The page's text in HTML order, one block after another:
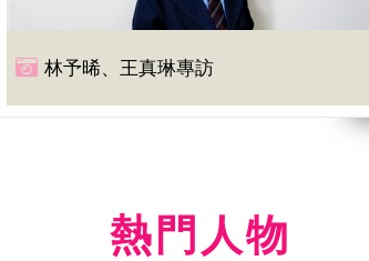
林予晞、王真琳專訪
熱門人物